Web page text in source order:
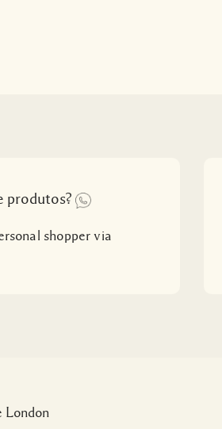
produtos?
shopper via
London